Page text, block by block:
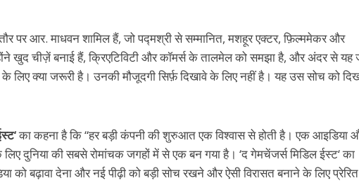
परआर.माधवनशामिलहैं,जोपद्मश्रीसेसम्मानित,मशहूरएक्टर,फ़िल्ममेकरऔर
खुदचीज़ेंबनाईहैं,क्रिएटिविटीऔरकॉमर्सकेतालमेलकोसमझाहै, औरअंदरसेयह
केलिएक्याजरूरीहै। उनकीमौजूदगीसिर्फ़दिखावेकेलिएनहींहै। यहउससोचको
‘का कहना है कि“हरबड़ीकंपनीकीशुरुआतएकविश्वाससेहोतीहै। एकआइडिया
लिएदुनियाकीसबसेरोमांचकजगहोंमेंसेएकबनगयाहै। ‘दगेमचेंजर्समिडिलईस्ट‘का
कोबढ़ावादेनाऔरनईपीढ़ीकोबड़ीसोचरखनेऔरऐसीविरासतबनानेकेलिएप्रेरित